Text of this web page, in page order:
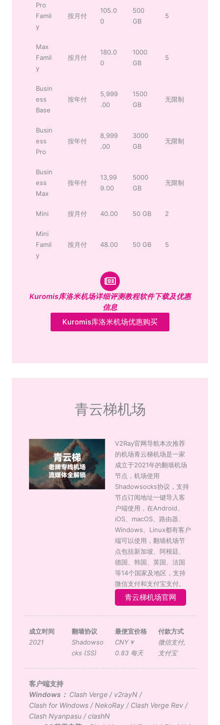
Pro
Famil
y
按月付
105.0
0
500
GB
5
Max
Famil
y
按月付
180.0
0
1000
GB
5
Busin
ess
Base
按年付
5,999
.00
1500
GB
无限制
Busin
ess
Pro
按年付
8,999
.00
3000
GB
无限制
Busin
ess
Max
按年付
13,99
9.00
5000
GB
无限制
Mini 按月付 40.00 50 GB 2
Mini
Famil
y
按月付 48.00 50 GB 5
Kuromis库洛米机场详细评测教程软件下载及优惠
信息
Kuromis库洛米机场优惠购买
青云梯机场
V2Ray官网导航本次推荐
的机场青云梯机场是一家
成立于2021年的翻墙机场
节点，机场使用
Shadowsocks协议，支持
节点订阅地址一键导入客
户端使用，在Android、
iOS、macOS、路由器、
Windows、Linux都有客户
端可以使用，翻墙机场节
点包括新加坡、阿根廷、
德国、韩国、英国、法国
等14个国家及地区，支持
微信支付和支付宝支付。
青云梯机场官网
成立时间
2021
翻墙协议
Shadowso
cks (SS)
最便宜价格
CNY￥
0.83 每天
付款方式
微信支付,
支付宝
客户端支持
Windows： Clash Verge/ v2rayN/
Clash for Windows/ NekoRay/ Clash Verge Rev/
Clash Nyanpasu/clashN